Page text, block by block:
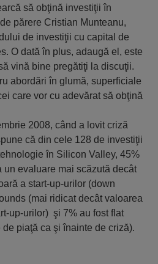
să obţină investiţii în
părere Cristian Munteanu,
de investiţii cu capital de
O dată în plus, adaugă el, este
vină bine pregătiţi la discuţii.
abordări în glumă, superficiale
care vor cu adevărat să obţină
2008, când a lovit criză
că din cele 128 de investiţii
în Silicon Valley, 45%
un evaluare mai scăzută decât
a start-up-urilor (down
(mai ridicat decât valoarea
up-urilor) şi 7% au fost flat
piaţă ca şi înainte de criză).